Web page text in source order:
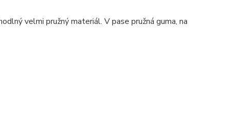
velmi pružný materiál. V pase pružná guma, na